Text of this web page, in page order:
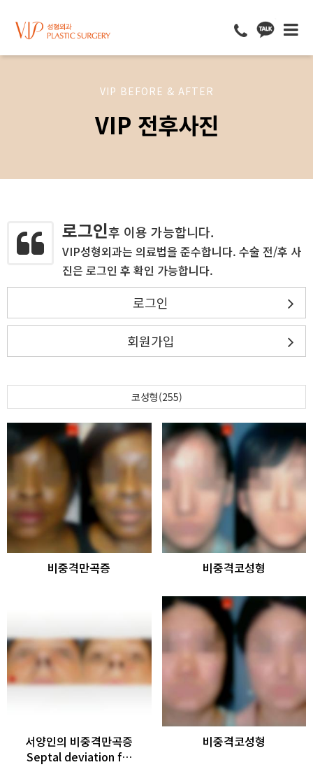
VIP BEFORE & AFTER
VIP 전후사진
로그인후 이용 가능합니다.
VIP성형외과는 의료법을 준수합니다. 수술 전/후 사
진은 로그인 후 확인 가능합니다.
로그인
회원가입
코성형(255)
비중격만곡증 비중격코성형
서양인의 비중격만곡증
Septal deviation f…
비중격코성형